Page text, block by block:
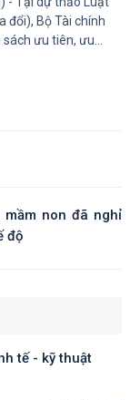
đổi), Bộ Tài chính
ưu tiên, ưu...
non đã nghỉ
độ
tế - kỹ thuật